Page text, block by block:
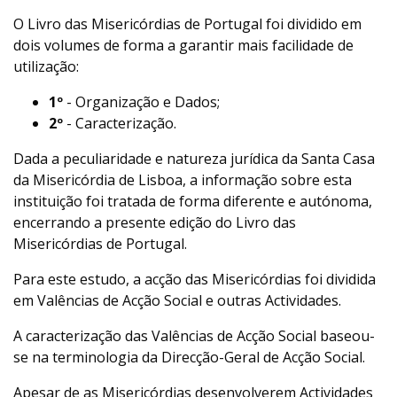
O Livro das Misericórdias de Portugal foi dividido em
dois volumes de forma a garantir mais facilidade de
utilização:
1º - Organização e Dados;
2º - Caracterização.
Dada a peculiaridade e natureza jurídica da Santa Casa
da Misericórdia de Lisboa, a informação sobre esta
instituição foi tratada de forma diferente e autónoma,
encerrando a presente edição do Livro das
Misericórdias de Portugal.
Para este estudo, a acção das Misericórdias foi dividida
em Valências de Acção Social e outras Actividades.
A caracterização das Valências de Acção Social baseou-
se na terminologia da Direcção-Geral de Acção Social.
Apesar de as Misericórdias desenvolverem Actividades